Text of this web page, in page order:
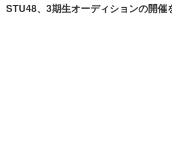
STU48、3期生オーディションの開